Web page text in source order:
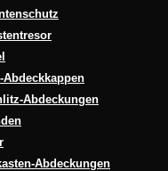
Abdeckkappen
Abdeckungen
Abdeckungen